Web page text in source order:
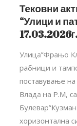
Тековни
“Улици и
Улица”Фрањо
рабници и
поставување
Влада на Р.М,
хоризонтална